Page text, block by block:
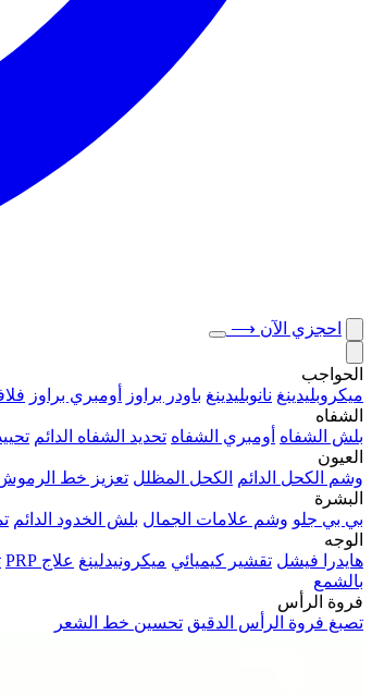
احجزي الآن ⟶
الحواجب
ميكروبلیدينغ نانوبليدينغ باودر براوز أومبري براوز
الشفاه
بلش الشفاه أومبري الشفاه تحديد الشفاه الدائم
العيون
وشم الكحل الدائم
الكحل المظلل تعزيز خط
البشرة
بي بي جلو وشم علامات الجمال بلش الخدود الدائم
الوجه
هايدرا فيشل تقشير كيميائي ميكرونيدلينغ علاج PRP
بالشمع
فروة الرأس
تصبغ فروة الرأس الدقيق تحسين خط الشعر